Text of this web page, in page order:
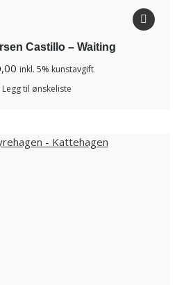
Castillo – Waiting
inkl. 5% kunstavgift
Legg til ønskeliste